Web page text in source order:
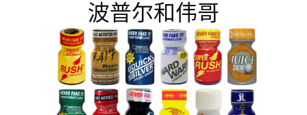
波普尔和伟哥